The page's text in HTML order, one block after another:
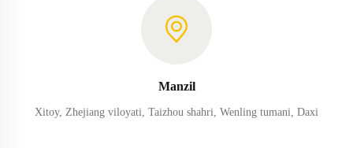
Manzil
Xitoy, Zhejiang viloyati, Taizhou shahri, Wenling tumani, Daxi